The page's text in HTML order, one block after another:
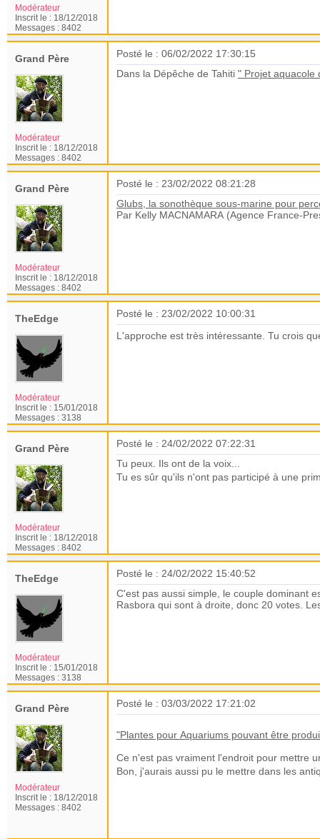
Modérateur
Inscrit le : 18/12/2018
Messages : 8402
Grand Père
Modérateur
Inscrit le : 18/12/2018
Messages : 8402
Posté le : 06/02/2022 17:30:15
Dans la Dépêche de Tahiti " Projet aquacole
Grand Père
Modérateur
Inscrit le : 18/12/2018
Messages : 8402
Posté le : 23/02/2022 08:21:28
Glubs, la sonothèque sous-marine pour
Par Kelly MACNAMARA (Agence France-
TheEdge
Modérateur
Inscrit le : 15/01/2018
Messages : 3138
Posté le : 23/02/2022 10:00:31
L'approche est très intéressante. Tu crois
Grand Père
Modérateur
Inscrit le : 18/12/2018
Messages : 8402
Posté le : 24/02/2022 07:22:31
Tu peux. Ils ont de la voix...
Tu es sûr qu'ils n'ont pas participé à une
TheEdge
Modérateur
Inscrit le : 15/01/2018
Messages : 3138
Posté le : 24/02/2022 15:40:52
C'est pas aussi simple, le couple dominant
Rasbora qui sont à droite, donc 20 votes.
Grand Père
Modérateur
Inscrit le : 18/12/2018
Messages : 8402
Posté le : 03/03/2022 17:21:02
"Plantes pour Aquariums pouvant être
Ce n'est pas vraiment l'endroit pour mettre
Bon, j'aurais aussi pu le mettre dans les